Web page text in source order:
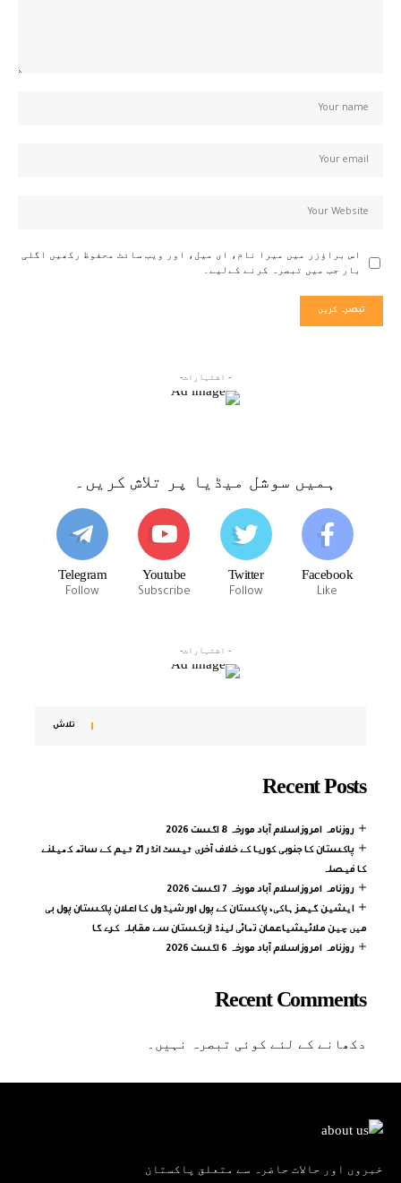
اس براؤزر میں میرا نام، ای میل، اور ویب سائٹ محفوظ رکھیں اگلی
بار جب میں تبصرہ کرنے کےلیے۔
- اشتہارات-
ہمیں سوشل میڈیا پر تلاش کریں۔
Facebook
Like
Twitter
Follow
Youtube
Subscribe
Telegram
Follow
- اشتہارات-
تلاش
Recent Posts
روزنامہ امروزاسلام آباد مورخہ 8 اگست 2026
پاکستان کا جنوبی کوریا کے خلاف آخری ٹیسٹ انڈر 21 ٹیم کے ساتھ کھیلنے
کا فیصلہ
روزنامہ امروزاسلام آباد مورخہ 7 اگست 2026
ایشین گیمز ہاکی، پاکستان کے پول اور شیڈول کا اعلان پاکستان پول بی
میں چین ملائیشیاعمان تھائی لینڈ ازبکستان سے مقابلہ کرے گا
روزنامہ امروزاسلام آباد مورخہ 6 اگست 2026
Recent Comments
دکھانے کے لئے کوئی تبصرہ نہیں۔
خبروں اور حالات حاضرہ سے متعلق پاکستان